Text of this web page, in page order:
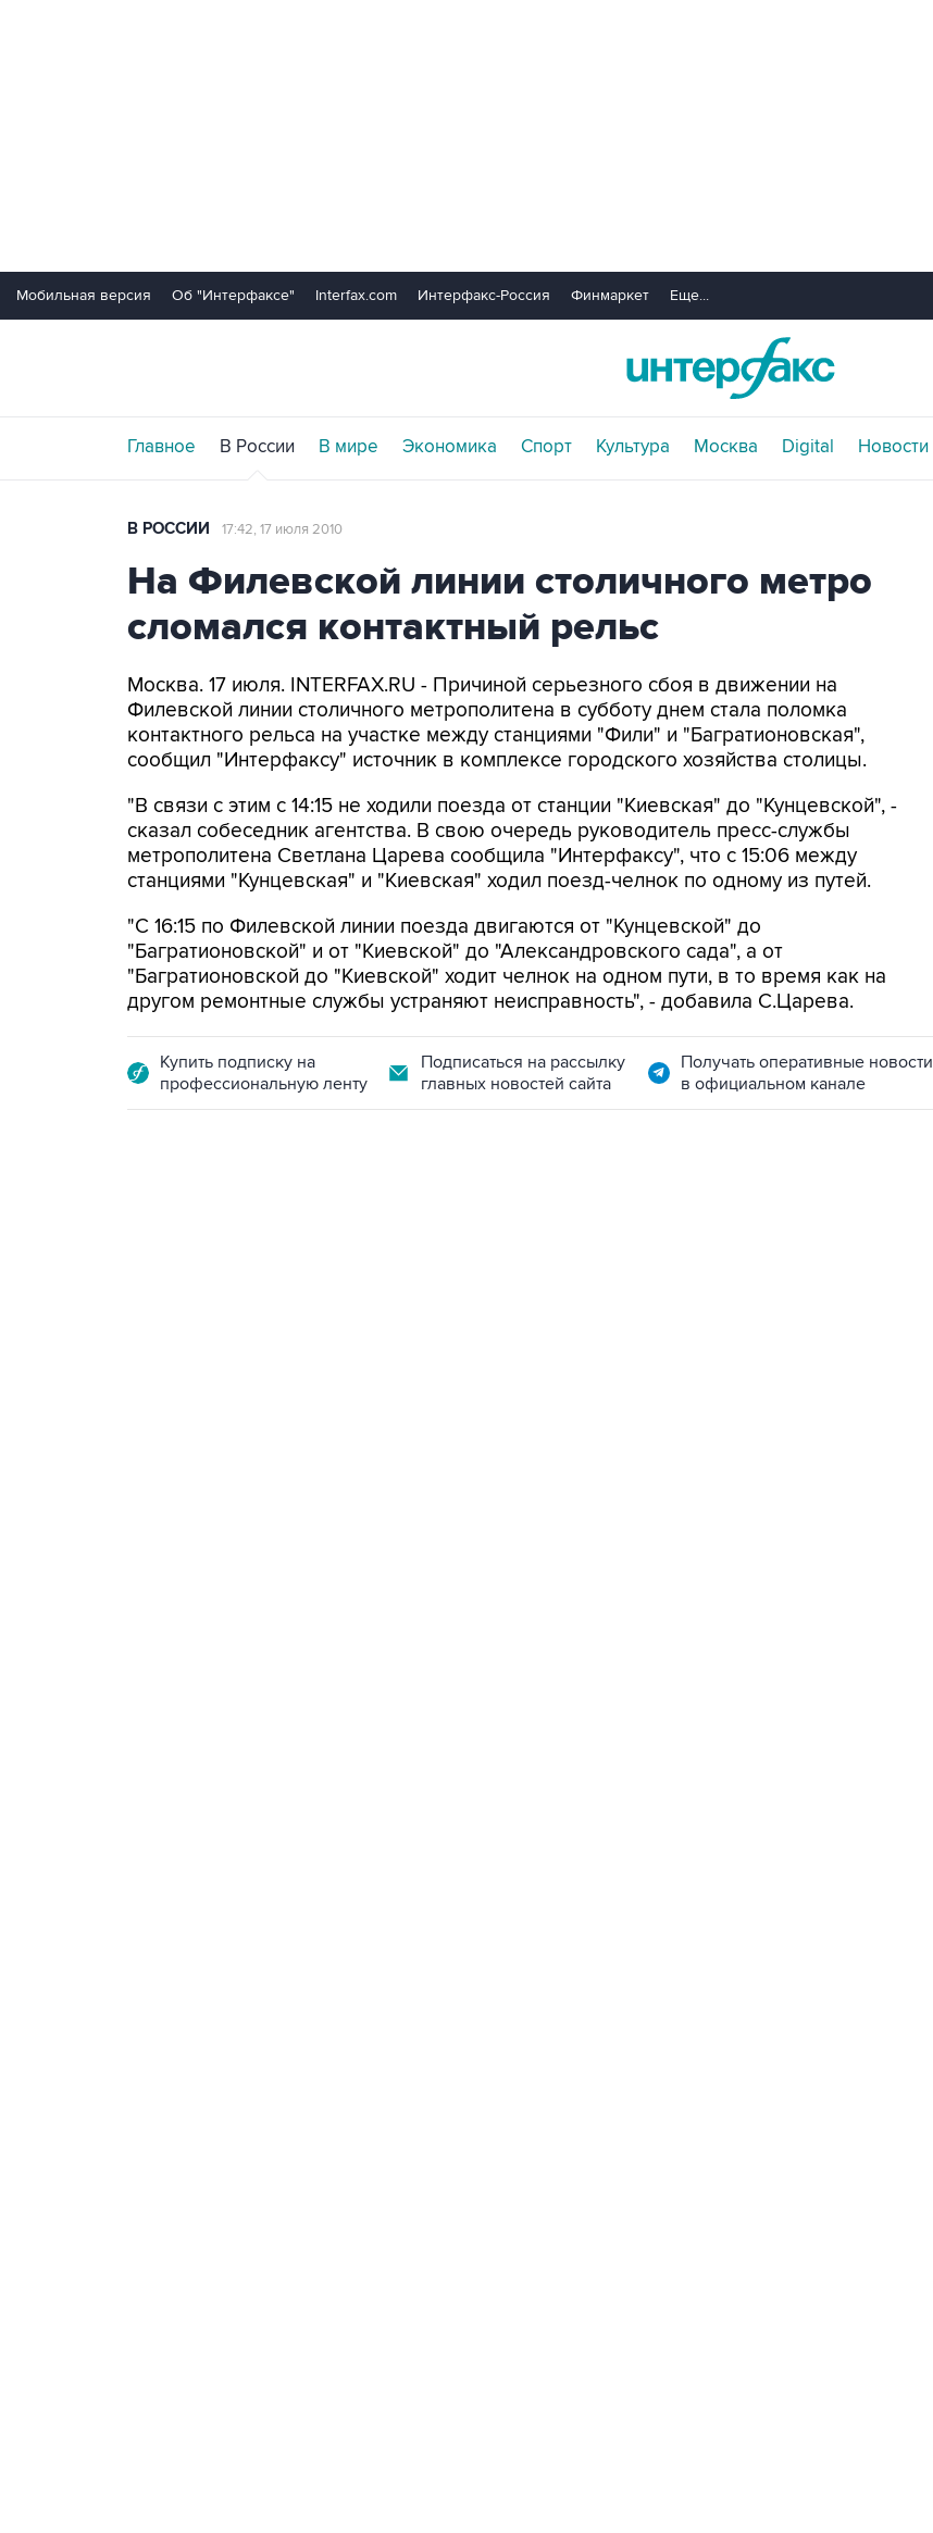
Мобильная версия Об "Интерфаксе" Interfax.com Интерфакс-Россия Финмаркет Еще...
Главное В России В мире Экономика Спорт Культура Москва Digital Новости
В РОССИИ 17:42, 17 июля 2010
На Филевской линии столичного метро
сломался контактный рельс
Москва. 17 июля. INTERFAX.RU - Причиной серьезного сбоя в движении на
Филевской линии столичного метрополитена в субботу днем стала поломка
контактного рельса на участке между станциями "Фили" и "Багратионовская",
сообщил "Интерфаксу" источник в комплексе городского хозяйства столицы.
"В связи с этим с 14:15 не ходили поезда от станции "Киевская" до "Кунцевской", -
сказал собеседник агентства. В свою очередь руководитель пресс-службы
метрополитена Светлана Царева сообщила "Интерфаксу", что с 15:06 между
станциями "Кунцевская" и "Киевская" ходил поезд-челнок по одному из путей.
"С 16:15 по Филевской линии поезда двигаются от "Кунцевской" до
"Багратионовской" и от "Киевской" до "Александровского сада", а от
"Багратионовской до "Киевской" ходит челнок на одном пути, в то время как на
другом ремонтные службы устраняют неисправность", - добавила С.Царева.
Купить подписку на
профессиональную ленту
Подписаться на рассылку
главных новостей сайта
Получать оперативные новости
в официальном канале